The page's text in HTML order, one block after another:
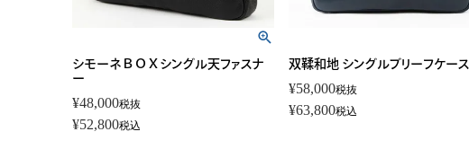
シモーネＢＯＸシングル天ファスナ
ー
¥48,000税抜
¥52,800税込
双鞣和地 シングルブリーフケース
¥58,000税抜
¥63,800税込